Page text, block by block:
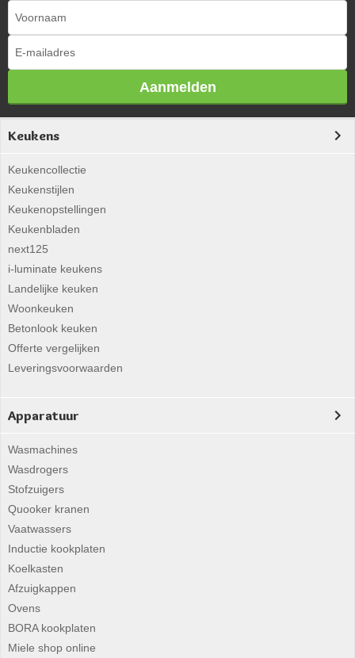
Aanmelden
Keukens
Keukencollectie
Keukenstijlen
Keukenopstellingen
Keukenbladen
next125
i-luminate keukens
Landelijke keuken
Woonkeuken
Betonlook keuken
Offerte vergelijken
Leveringsvoorwaarden
Apparatuur
Wasmachines
Wasdrogers
Stofzuigers
Quooker kranen
Vaatwassers
Inductie kookplaten
Koelkasten
Afzuigkappen
Ovens
BORA kookplaten
Miele shop online